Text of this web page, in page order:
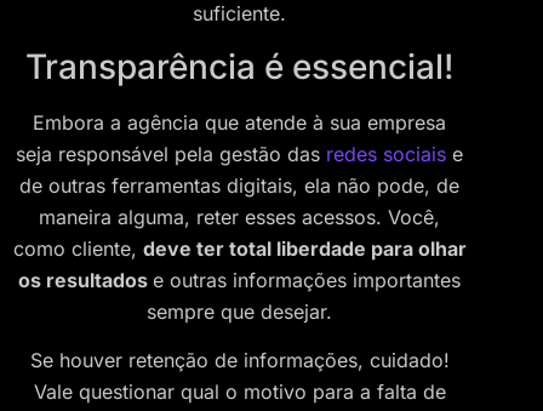
suficiente.
Transparência é essencial!
Embora a agência que atende à sua empresa
seja responsável pela gestão das redes sociais e
de outras ferramentas digitais, ela não pode, de
maneira alguma, reter esses acessos. Você,
como cliente, deve ter total liberdade para olhar
os resultados e outras informações importantes
sempre que desejar.
Se houver retenção de informações, cuidado!
Vale questionar qual o motivo para a falta de